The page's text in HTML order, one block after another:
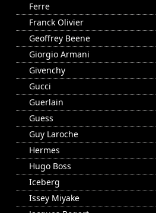
Ferre
Franck Olivier
Geoffrey Beene
Giorgio Armani
Givenchy
Gucci
Guerlain
Guess
Guy Laroche
Hermes
Hugo Boss
Iceberg
Issey Miyake